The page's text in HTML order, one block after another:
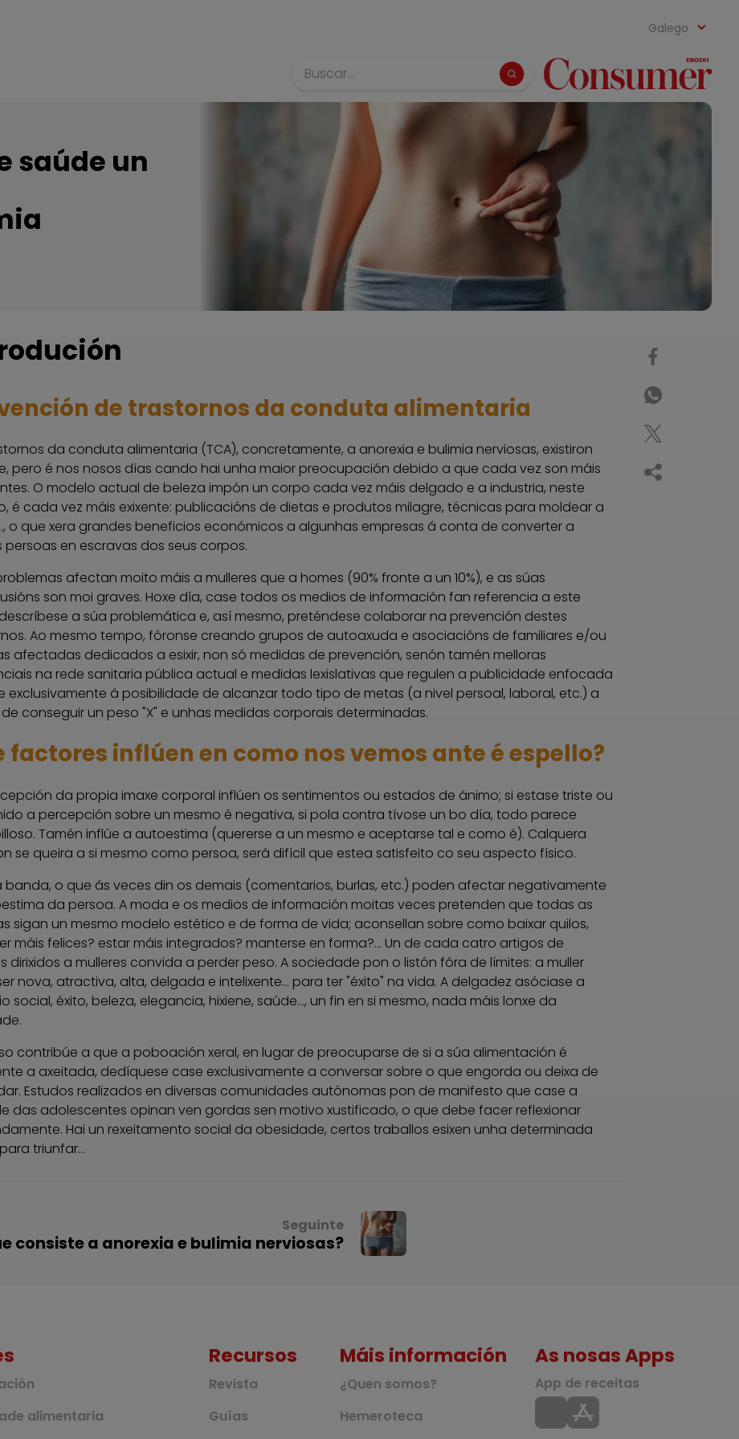
Galego
Búsqueda
saúde un
de trastornos da conduta alimentaria
da conduta alimentaria (TCA), concretamente, a anorexia e bulimia nerviosas, existiron
pero é nos nosos días cando hai unha maior preocupación debido a que cada vez son máis
O modelo actual de beleza impón un corpo cada vez máis delgado e a industria, neste
é cada vez máis exixente: publicacións de dietas e produtos milagre, técnicas para moldear a
o que xera grandes beneficios económicos a algunhas empresas á conta de converter a
persoas en escravas dos seus corpos.
afectan moito máis a mulleres que a homes (90% fronte a un 10%), e as súas
son moi graves. Hoxe día, case todos os medios de información fan referencia a este
a súa problemática e, así mesmo, preténdese colaborar na prevención destes
Ao mesmo tempo, fóronse creando grupos de autoaxuda e asociacións de familiares e/ou
afectadas dedicados a esixir, non só medidas de prevención, senón tamén melloras
na rede sanitaria pública actual e medidas lexislativas que regulen a publicidade enfocada
exclusivamente á posibilidade de alcanzar todo tipo de metas (a nivel persoal, laboral, etc.) a
conseguir un peso "X" e unhas medidas corporais determinadas.
factores inflúen en como nos vemos ante é espello?
da propia imaxe corporal inflúen os sentimentos ou estados de ánimo; si estase triste ou
a percepción sobre un mesmo é negativa, si pola contra tívose un bo día, todo parece
Tamén inflúe a autoestima (quererse a un mesmo e aceptarse tal e como é). Calquera
se queira a si mesmo como persoa, será difícil que estea satisfeito co seu aspecto físico.
banda, o que ás veces din os demais (comentarios, burlas, etc.) poden afectar negativamente
da persoa. A moda e os medios de información moitas veces pretenden que todas as
sigan un mesmo modelo estético e de forma de vida; aconsellan sobre como baixar quilos,
máis felices? estar máis integrados? manterse en forma?... Un de cada catro artigos de
dirixidos a mulleres convida a perder peso. A sociedade pon o listón fóra de límites: a muller
nova, atractiva, alta, delgada e intelixente... para ter "éxito" na vida. A delgadez asóciase a
social, éxito, beleza, elegancia, hixiene, saúde..., un fin en si mesmo, nada máis lonxe da
contribúe a que a poboación xeral, en lugar de preocuparse de si a súa alimentación é
a axeitada, dedíquese case exclusivamente a conversar sobre o que engorda ou deixa de
Estudos realizados en diversas comunidades autónomas pon de manifesto que case a
das adolescentes opinan ven gordas sen motivo xustificado, o que debe facer reflexionar
Hai un rexeitamento social da obesidade, certos traballos esixen unha determinada
triunfar...
Seguinte
consiste a anorexia e bulimia nerviosas?
alimentaria
Recursos
Revista
Guías
Máis información
¿Quen somos?
Hemeroteca
As nosas Apps
App de receitas